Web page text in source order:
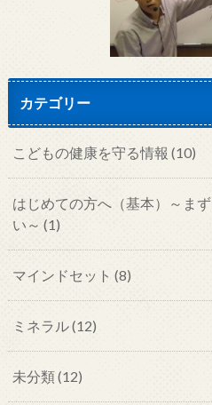
カテゴリー
こどもの健康を守る情報 (10)
はじめての方へ（基本）～ま
い～ (1)
マインドセット (8)
ミネラル(12)
未分類(12)